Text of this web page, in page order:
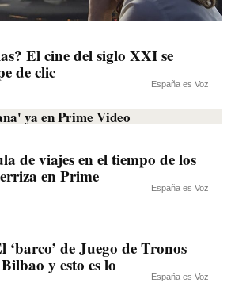
El cine del siglo XXI se
de clic
España es Voz
de viajes en el tiempo de los
en Prime
España es Voz
‘barco’ de Juego de Tronos
y esto es lo
España es Voz